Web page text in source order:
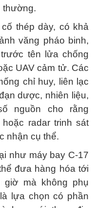
thường.
thép dày, có khả
văng pháo binh,
tên lửa chống
UAV cảm tử. Các
chỉ huy, liên lạc
dược, nhiên liệu,
nguồn cho rằng
radar trinh sát
nhận cụ thể.
như máy bay C-17
đưa hàng hóa tới
giờ mà không phụ
lựa chọn có phần